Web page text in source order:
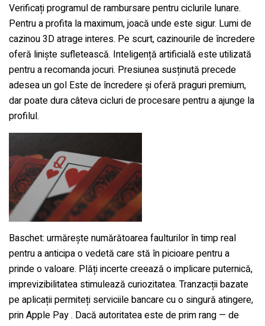
Verificați programul de rambursare pentru ciclurile lunare.
Pentru a profita la maximum, joacă unde este sigur. Lumi de
cazinou 3D atrage interes. Pe scurt, cazinourile de încredere
oferă liniște sufletească. Inteligență artificială este utilizată
pentru a recomanda jocuri. Presiunea susținută precede
adesea un gol Este de încredere și oferă praguri premium,
dar poate dura câteva cicluri de procesare pentru a ajunge la
profilul.
Baschet: urmărește numărătoarea faulturilor în timp real
pentru a anticipa o vedetă care stă în picioare pentru a
prinde o valoare. Plăți incerte creează o implicare puternică,
imprevizibilitatea stimulează curiozitatea. Tranzacții bazate
pe aplicații permiteți serviciile bancare cu o singură atingere,
prin Apple Pay . Dacă autoritatea este de prim rang — de